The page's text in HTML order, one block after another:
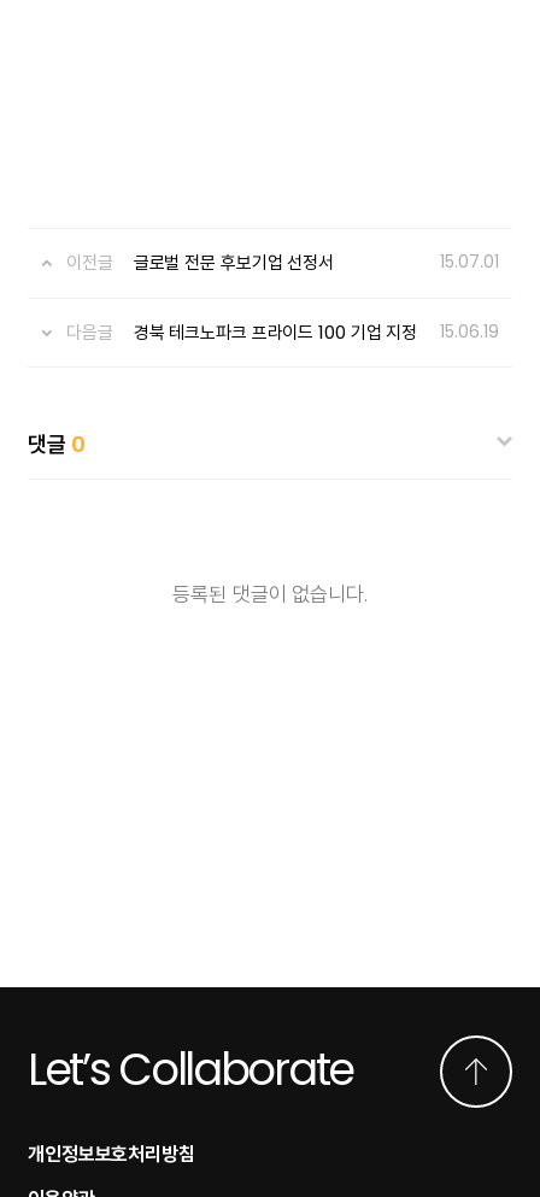
이전글 글로벌 전문 후보기업 선정서 15.07.01
다음글 경북 테크노파크 프라이드 100 기업 지정 15.06.19
댓글 0
등록된 댓글이 없습니다.
Let’s Collaborate
개인정보보호처리방침